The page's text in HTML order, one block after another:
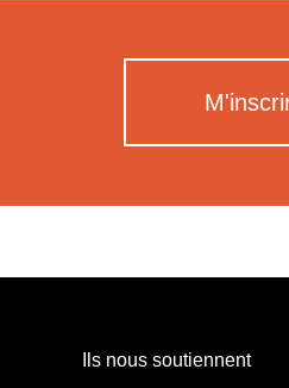
Ils nous soutiennent